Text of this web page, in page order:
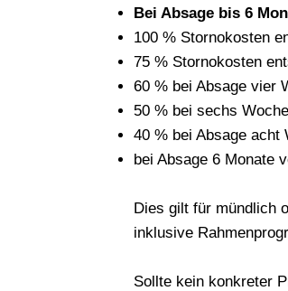
Bei Absage bis 6
100 % Stornokosten
75 % Stornokosten
60 % bei Absage vier
50 % bei sechs
40 % bei Absage acht
bei Absage 6 Monate
Dies gilt für mündlich
inklusive
Sollte kein konkreter